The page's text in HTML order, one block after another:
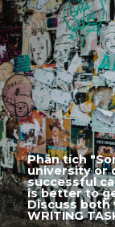
Thư Tín
Mixed
SGK
Đề writing
Pie
Thành
Phân tích
university or
successful
is better to
Discuss both
WRITING